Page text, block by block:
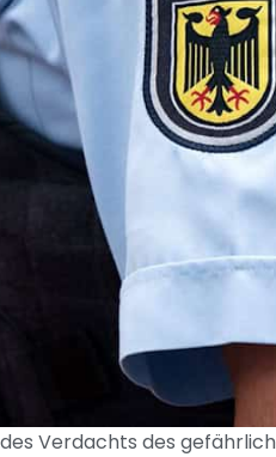
Verdachts des